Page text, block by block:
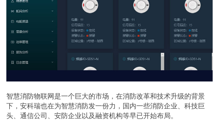
智慧消防物联网是一个巨大的市场，在消防改革和技术升级的背景
下，安科瑞也在为智慧消防发一份力，国内一些消防企业、科技巨
头、通信公司、安防企业以及融资机构等早已开始布局。